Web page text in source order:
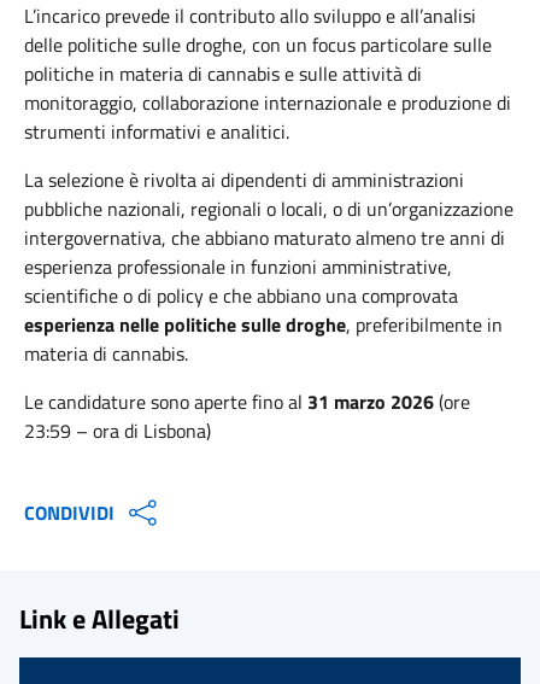
L’incarico prevede il contributo allo sviluppo e all’analisi
delle politiche sulle droghe, con un focus particolare sulle
politiche in materia di cannabis e sulle attività di
monitoraggio, collaborazione internazionale e produzione di
strumenti informativi e analitici.
La selezione è rivolta ai dipendenti di amministrazioni
pubbliche nazionali, regionali o locali, o di un’organizzazione
intergovernativa, che abbiano maturato almeno tre anni di
esperienza professionale in funzioni amministrative,
scientifiche o di policy e che abbiano una comprovata
esperienza nelle politiche sulle droghe, preferibilmente in
materia di cannabis.
Le candidature sono aperte fino al 31 marzo 2026(ore
23:59 – ora di Lisbona)
CONDIVIDI
Link e Allegati